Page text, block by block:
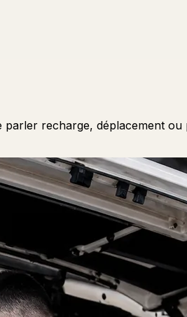
recharge, déplacement ou